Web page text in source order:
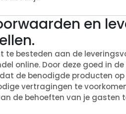
en
besteden aan de
online. Door deze goed in
de benodigde producten
vertragingen te
de behoeften van je gasten